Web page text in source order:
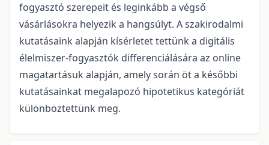
fogyasztó szerepeit és leginkább a végső
vásárlásokra helyezik a hangsúlyt. A szakirodalmi
kutatásaink alapján kísérletet tettünk a digitális
élelmiszer-fogyasztók differenciálására az online
magatartásuk alapján, amely során öt a későbbi
kutatásainkat megalapozó hipotetikus kategóriát
különböztettünk meg.